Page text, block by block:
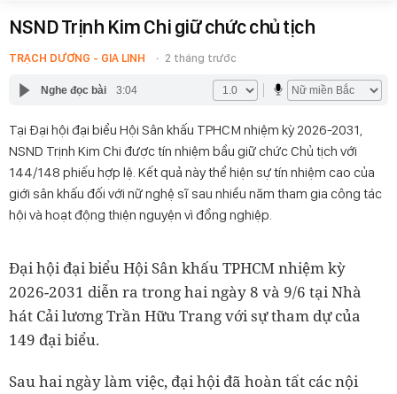
NSND Trịnh Kim Chi giữ chức chủ tịch
TRẠCH DƯƠNG - GIA LINH 2 tháng trước
Nghe đọc bài 3:04
Tại Đại hội đại biểu Hội Sân khấu TPHCM nhiệm kỳ 2026-2031,
NSND Trịnh Kim Chi được tín nhiệm bầu giữ chức Chủ tịch với
144/148 phiếu hợp lệ. Kết quả này thể hiện sự tín nhiệm cao của
giới sân khấu đối với nữ nghệ sĩ sau nhiều năm tham gia công tác
hội và hoạt động thiện nguyện vì đồng nghiệp.
Đại hội đại biểu Hội Sân khấu TPHCM nhiệm kỳ
2026-2031 diễn ra trong hai ngày 8 và 9/6 tại Nhà
hát Cải lương Trần Hữu Trang với sự tham dự của
149 đại biểu.
Sau hai ngày làm việc, đại hội đã hoàn tất các nội